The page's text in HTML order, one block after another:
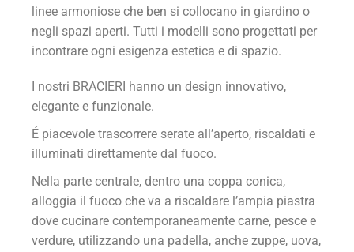
linee armoniose che ben si collocano in giardino o
negli spazi aperti. Tutti i modelli sono progettati per
incontrare ogni esigenza estetica e di spazio.
I nostri BRACIERI hanno un design innovativo,
elegante e funzionale.
É piacevole trascorrere serate all’aperto, riscaldati e
illuminati direttamente dal fuoco.
Nella parte centrale, dentro una coppa conica,
alloggia il fuoco che va a riscaldare l’ampia piastra
dove cucinare contemporaneamente carne, pesce e
verdure, utilizzando una padella, anche zuppe, uova,